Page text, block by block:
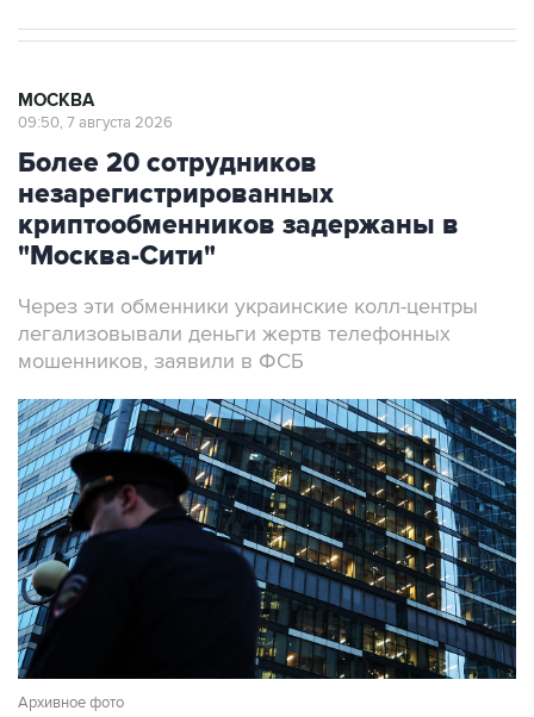
МОСКВА
09:50, 7 августа 2026
Более 20 сотрудников
незарегистрированных
криптообменников задержаны в
"Москва-Сити"
Через эти обменники украинские колл-центры
легализовывали деньги жертв телефонных
мошенников, заявили в ФСБ
Архивное фото